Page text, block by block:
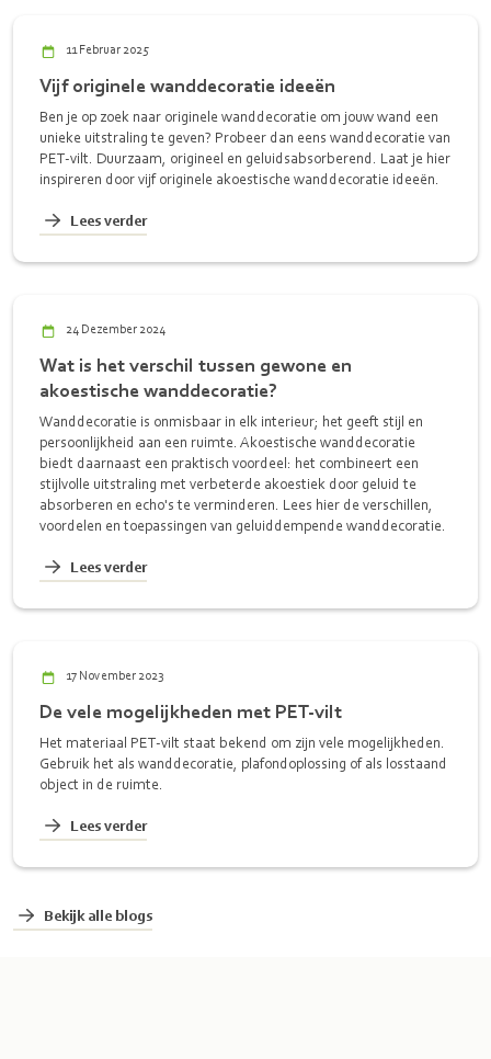
11 Februar 2025
Vijf originele wanddecoratie ideeën
Ben je op zoek naar originele wanddecoratie om jouw wand een
unieke uitstraling te geven? Probeer dan eens wanddecoratie van
PET-vilt. Duurzaam, origineel en geluidsabsorberend. Laat je hier
inspireren door vijf originele akoestische wanddecoratie ideeën.
Lees verder
24 Dezember 2024
Wat is het verschil tussen gewone en
akoestische wanddecoratie?
Wanddecoratie is onmisbaar in elk interieur; het geeft stijl en
persoonlijkheid aan een ruimte. Akoestische wanddecoratie
biedt daarnaast een praktisch voordeel: het combineert een
stijlvolle uitstraling met verbeterde akoestiek door geluid te
absorberen en echo's te verminderen. Lees hier de verschillen,
voordelen en toepassingen van geluiddempende wanddecoratie.
Lees verder
17 November 2023
De vele mogelijkheden met PET-vilt
Het materiaal PET-vilt staat bekend om zijn vele mogelijkheden.
Gebruik het als wanddecoratie, plafondoplossing of als losstaand
object in de ruimte.
Lees verder
Bekijk alle blogs